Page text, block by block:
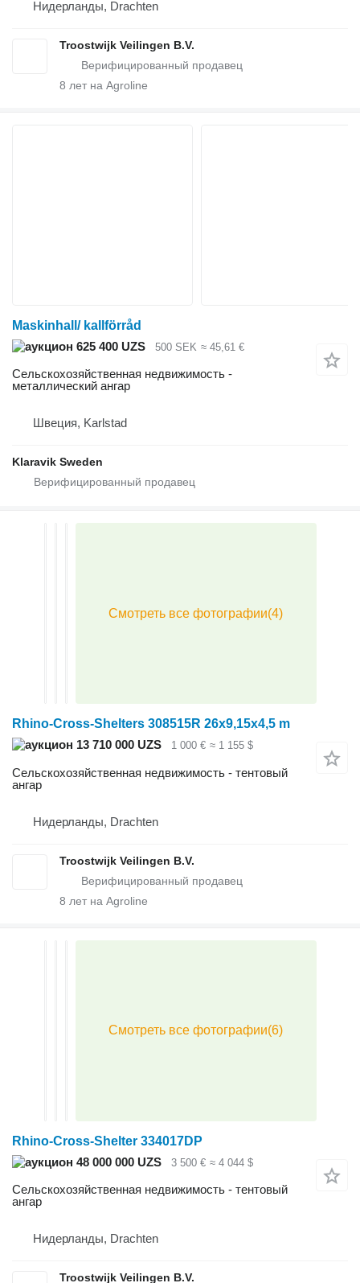
Нидерланды, Drachten
Troostwijk Veilingen B.V.
8 лет на Agroline
Maskinhall/ kallförråd
625 400 UZS
500 SEK ≈ 45,61 €
Сельскохозяйственная недвижимость -
металлический ангар
Швеция, Karlstad
Klaravik Sweden
Rhino-Cross-Shelters 308515R 26x9,15x4,5 m
13 710 000 UZS
1 000 € ≈ 1 155 $
Сельскохозяйственная недвижимость - тентовый
ангар
Нидерланды, Drachten
Troostwijk Veilingen B.V.
8 лет на Agroline
Rhino-Cross-Shelter 334017DP
48 000 000 UZS
3 500 € ≈ 4 044 $
Сельскохозяйственная недвижимость - тентовый
ангар
Нидерланды, Drachten
Troostwijk Veilingen B.V.